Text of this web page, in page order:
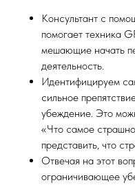
Консультант с
помогает техника
мешающие начать
деятельность.
Идентифицируем
сильное
убеждение. Это
«Что самое
представить, что
Отвечая на этот
ограничивающее